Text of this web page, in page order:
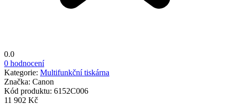
0.0
0 hodnocení
Kategorie: Multifunkční tiskárna
Značka: Canon
Kód produktu: 6152C006
11 902 Kč